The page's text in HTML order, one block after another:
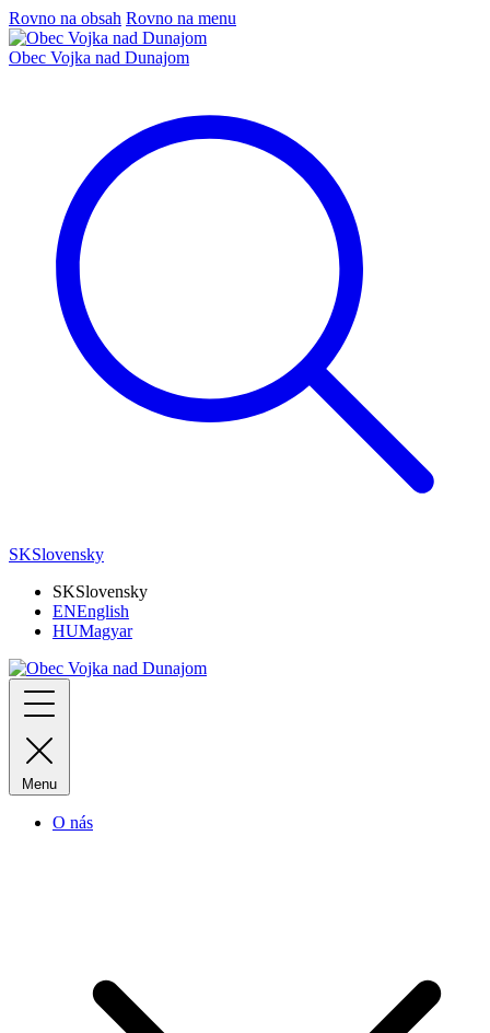
Rovno na obsah Rovno na menu
Obec Vojka nad Dunajom
SKSlovensky
SKSlovensky
ENEnglish
HUMagyar
Menu
O nás